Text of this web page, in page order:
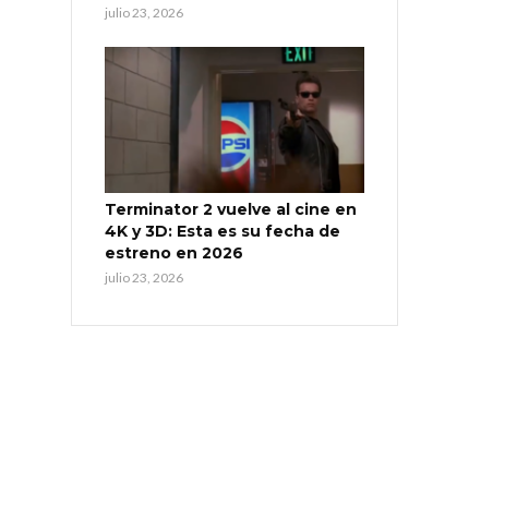
julio 23, 2026
Terminator 2 vuelve al cine en
4K y 3D: Esta es su fecha de
estreno en 2026
julio 23, 2026